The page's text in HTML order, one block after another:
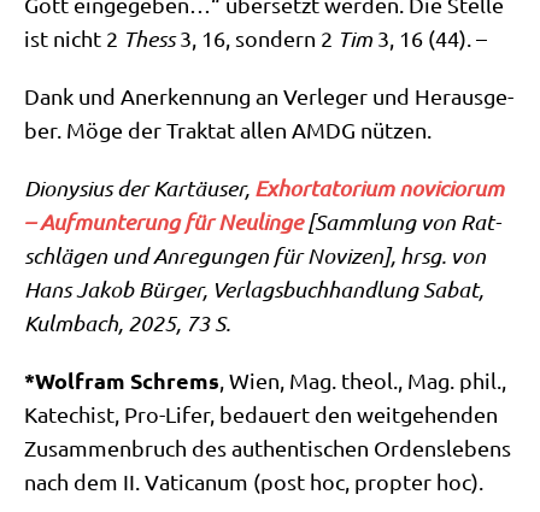
ist nicht 2 Thess3, 16, son­dern 2 Tim 3, 16 (44). –
Dank und Aner­ken­nung an Ver­le­ger und Her­aus­ge­
ber. Möge der Trak­tat allen AMDG nützen.
Dio­ny­si­us der Kar­täu­ser, Exhortato­ri­um noviciorum
– Auf­mun­te­rung für Neu­lin­ge[Samm­lung von Rat­
schlä­gen und Anre­gun­gen für Novi­zen], hrsg. von
Hans Jakob Bür­ger, Ver­lags­buch­hand­lung Sabat,
Kulm­bach, 2025, 73 S.
*Wolf­ram Schrems, Wien, Mag. theol., Mag. phil.,
Kate­chist, Pro-Lifer, bedau­ert den weit­ge­hen­den
Zusam­men­bruch des authen­ti­schen Ordens­le­bens
nach dem II. Vati­ca­num (post hoc, prop­ter hoc).